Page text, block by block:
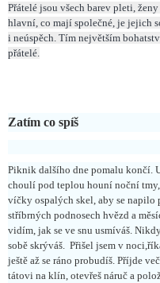
Přátelé jsou všech barev pleti,
hlavní, co mají společné, je jejich
i neúspěch. Tím největším
přátelé.
Zatím co spíš
Piknik dalšího dne pomalu končí.
choulí pod teplou houní noční
víčky ospalých skel, aby se
stříbrných podnosech hvězd a
vidím, jak se ve snu usmíváš.
sobě skrýváš. Přišel jsem v
ještě až se ráno probudíš. Příjde
tátovi na klín, otevřeš náruč a